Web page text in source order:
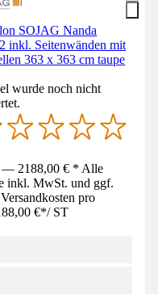
SOJAG Nanda
inkl. Seitenwänden mit
363 x 363 cm taupe
wurde noch nicht
— 2188,00 € * Alle
inkl. MwSt. und ggf.
pro
€*/ ST